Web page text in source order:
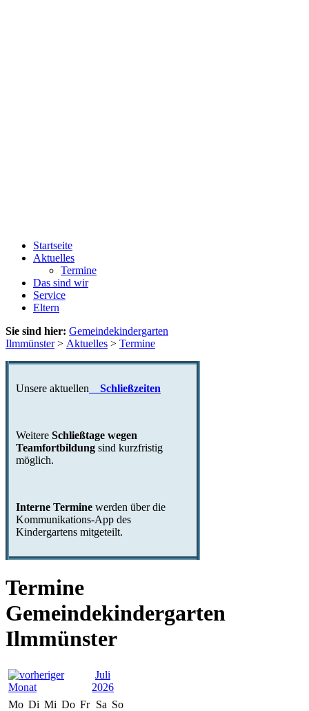
Startseite
Aktuelles
Termine
Das sind wir
Service
Eltern
Sie sind hier: Gemeindekindergarten
Ilmmünster> Aktuelles > Termine
Unsere aktuellen Schließzeiten
Weitere Schließtage wegen
Teamfortbildung sind kurzfristig
möglich.
Interne Termine werden über die
Kommunikations-App des
Kindergartens mitgeteilt.
Termine
Gemeindekindergarten
Ilmmünster
Juli
2026
Mo Di Mi Do Fr Sa So